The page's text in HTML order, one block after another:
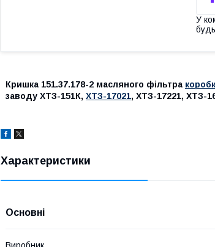
У
Кришка 151.37.178-2 масляного фільтра
заводу ХТЗ-151К, ХТЗ-17021, ХТЗ-17221, ХТЗ-
Характеристики
Основні
Виробник